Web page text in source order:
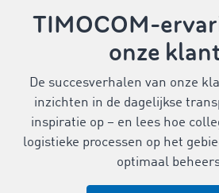
TIMOCOM-
onze
De succesverhalen van onze
inzichten in de dagelijkse
inspiratie op – en lees hoe
logistieke processen op het
optimaal